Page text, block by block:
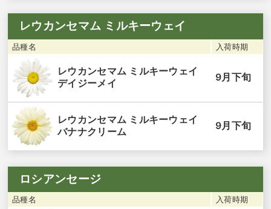
レウカンセマム ミルキーウェイ
品種名 入荷時期
レウカンセマム ミルキーウェイ
デイジーメイ
9月下旬
レウカンセマム ミルキーウェイ
バナナクリーム
9月下旬
ロシアンセージ
品種名 入荷時期